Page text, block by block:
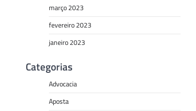
março 2023
fevereiro 2023
janeiro 2023
Categorias
Advocacia
Aposta